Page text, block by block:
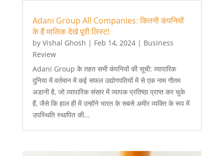
Adani Group All Companies: कितनी कंपनियों
के हैं मालिक देखे पूरी लिस्ट!
by Vishal Ghosh | Feb 14, 2024| Business
Review
Adani Group के तहत सभी कंपनियों की सूची: व्यापारिक
दुनिया में वर्तमान में कई सफल उद्योगपतियों में से एक नाम गौतम
अडानी है, जो व्यापारिक संसार में व्यापक प्रतिष्ठा प्राप्त कर चुके
हैं, जैसे कि हाल ही में उन्होंने भारत के सबसे अमीर व्यक्ति के रूप में
उपस्थिति स्थापित की...